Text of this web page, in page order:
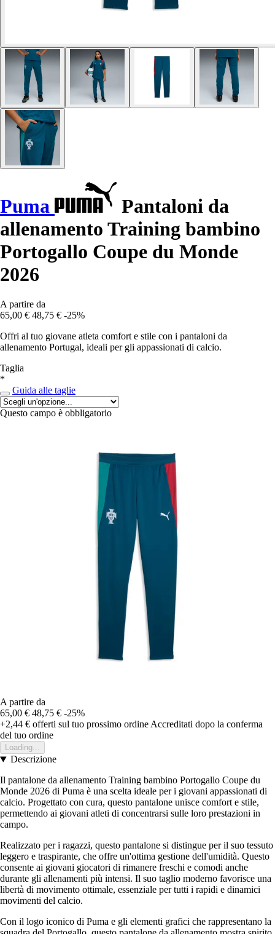
Puma
Pantaloni da
allenamento Training bambino
Portogallo Coupe du Monde
2026
A partire da
65,00 € 48,75 € -25%
Offri al tuo giovane atleta comfort e stile con i pantaloni da
allenamento Portugal, ideali per gli appassionati di calcio.
Taglia
*
Guida alle taglie
Questo campo è obbligatorio
A partire da
65,00 € 48,75 € -25%
+2,44 € offerti sul tuo prossimo ordine Accreditati dopo la conferma
del tuo ordine
Loading...
Descrizione
Il pantalone da allenamento Training bambino Portogallo Coupe du
Monde 2026 di Puma è una scelta ideale per i giovani appassionati di
calcio. Progettato con cura, questo pantalone unisce comfort e stile,
permettendo ai giovani atleti di concentrarsi sulle loro prestazioni in
campo.
Realizzato per i ragazzi, questo pantalone si distingue per il suo tessuto
leggero e traspirante, che offre un'ottima gestione dell'umidità. Questo
consente ai giovani giocatori di rimanere freschi e comodi anche
durante gli allenamenti più intensi. Il suo taglio moderno favorisce una
libertà di movimento ottimale, essenziale per tutti i rapidi e dinamici
movimenti del calcio.
Con il logo iconico di Puma e gli elementi grafici che rappresentano la